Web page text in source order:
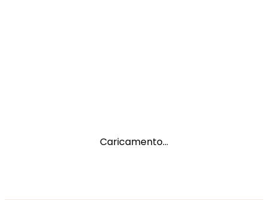
Caricamento...